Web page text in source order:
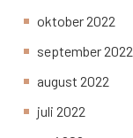
oktober 2022
september 2022
august 2022
juli 2022